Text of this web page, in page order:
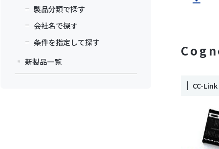
製品分類で探す
会社名で探す
条件を指定して探す
新製品一覧
CC-